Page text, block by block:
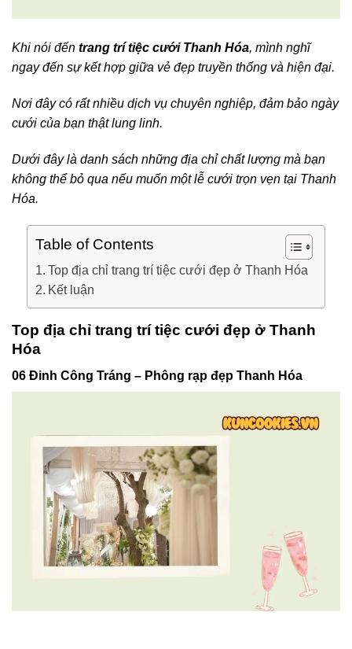
Khi nói đến trang trí tiệc cưới Thanh Hóa, mình nghĩ
ngay đến sự kết hợp giữa vẻ đẹp truyền thống và hiện đại.
Nơi đây có rất nhiều dịch vụ chuyên nghiệp, đảm bảo ngày
cưới của bạn thật lung linh.
Dưới đây là danh sách những địa chỉ chất lượng mà bạn
không thể bỏ qua nếu muốn một lễ cưới trọn vẹn tại Thanh
Hóa.
Table of Contents
Top địa chỉ trang trí tiệc cưới đẹp ở Thanh Hóa
Kết luận
Top địa chỉ trang trí tiệc cưới đẹp ở Thanh
Hóa
06 Đinh Công Tráng – Phông rạp đẹp Thanh Hóa